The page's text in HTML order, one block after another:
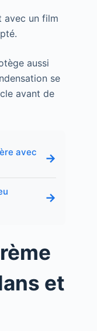
avec un film
aussi
se
avant de
avec
→
→
et